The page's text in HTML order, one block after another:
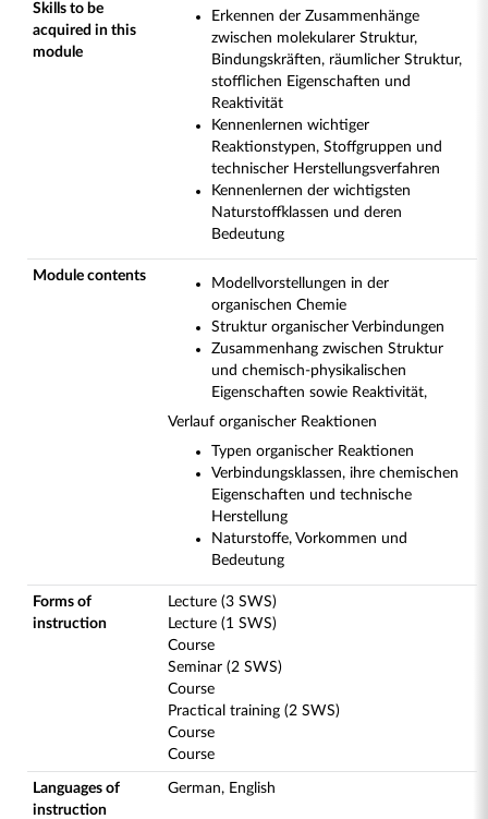
Skills to be
acquired in this
module
Erkennen der Zusammenhänge
zwischen molekularer Struktur,
Bindungskräften, räumlicher Struktur,
stofflichen Eigenschaften und
Reaktivität
Kennenlernen wichtiger
Reaktionstypen, Stoffgruppen und
technischer Herstellungsverfahren
Kennenlernen der wichtigsten
Naturstoffklassen und deren
Bedeutung
Module contents
Modellvorstellungen in der
organischen Chemie
Struktur organischer Verbindungen
Zusammenhang zwischen Struktur
und chemisch-physikalischen
Eigenschaften sowie Reaktivität,
Verlauf organischer Reaktionen
Typen organischer Reaktionen
Verbindungsklassen, ihre chemischen
Eigenschaften und technische
Herstellung
Naturstoffe, Vorkommen und
Bedeutung
Forms of
instruction
Lecture (3 SWS)
Lecture (1 SWS)
Course
Seminar (2 SWS)
Course
Practical training (2 SWS)
Course
Course
Languages of
instruction
German, English